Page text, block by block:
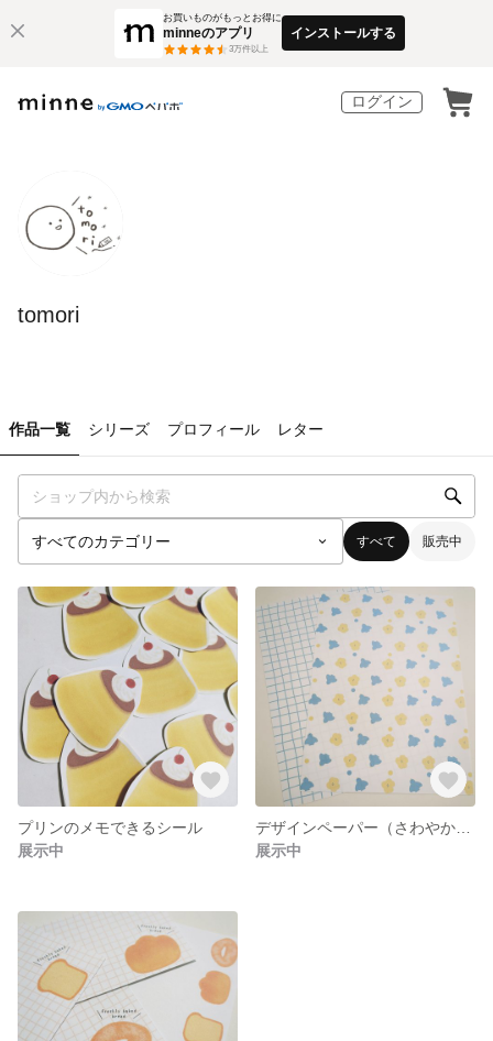
お買いものがもっとお得に
minneのアプリ
3万件以上
インストールする
ログイン
tomori
作品一覧 シリーズ プロフィール レター
すべて 販売中
プリンのメモできるシール
展示中
展示中